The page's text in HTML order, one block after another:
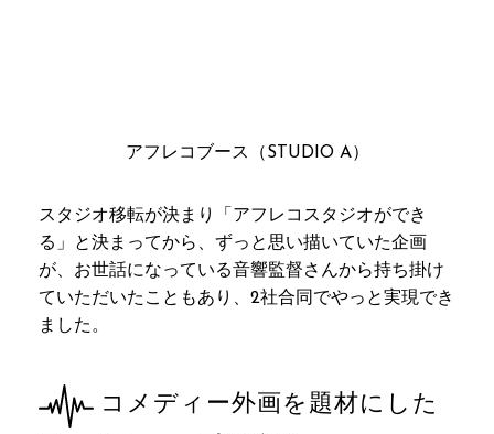
アフレコブース（STUDIO A）
スタジオ移転が決まり「アフレコスタジオができ
る」と決まってから、ずっと思い描いていた企画
が、お世話になっている音響監督さんから持ち掛け
ていただいたこともあり、2社合同でやっと実現でき
ました。
コメディー外画を題材にした